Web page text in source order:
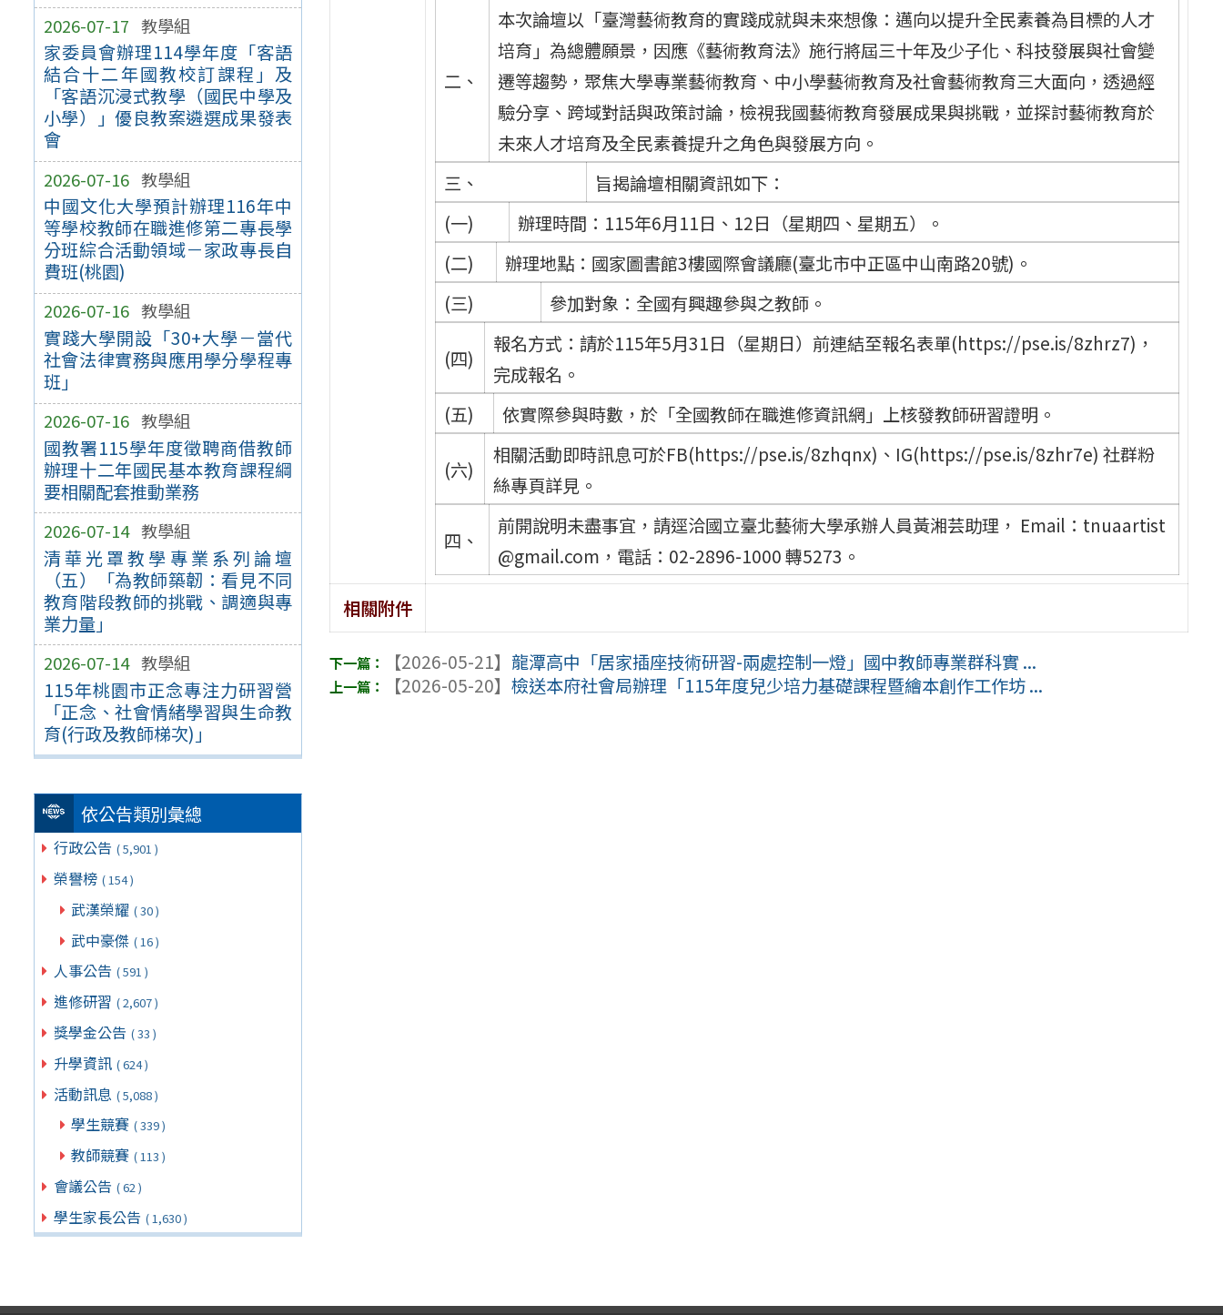
2026-07-17 教學組
家委員會辦理114學年度「客語
結合十二年國教校訂課程」及
「客語沉浸式教學（國民中學及
小學）」優良教案遴選成果發表
會
2026-07-16 教學組
中國文化大學預計辦理116年中
等學校教師在職進修第二專長學
分班綜合活動領域－家政專長自
費班(桃園)
2026-07-16 教學組
實踐大學開設「30+大學－當代
社會法律實務與應用學分學程專
班」
2026-07-16 教學組
國教署115學年度徵聘商借教師
辦理十二年國民基本教育課程綱
要相關配套推動業務
2026-07-14 教學組
清華光罩教學專業系列論壇
（五）「為教師築韌：看見不同
教育階段教師的挑戰、調適與專
業力量」
2026-07-14 教學組
115年桃園市正念專注力研習營
「正念、社會情緒學習與生命教
育(行政及教師梯次)」
依公告類別彙總
行政公告 ( 5,901 )
榮譽榜 ( 154 )
武漢榮耀 ( 30 )
武中豪傑 ( 16 )
人事公告 ( 591 )
進修研習 ( 2,607 )
獎學金公告 ( 33 )
升學資訊 ( 624 )
活動訊息 ( 5,088 )
學生競賽 ( 339 )
教師競賽 ( 113 )
會議公告 ( 62 )
學生家長公告 ( 1,630 )
二、
本次論壇以「臺灣藝術教育的實踐成就與未來想像：邁向以提升全民素養為目標的人才
培育」為總體願景，因應《藝術教育法》施行將屆三十年及少子化、科技發展與社會變
遷等趨勢，聚焦大學專業藝術教育、中小學藝術教育及社會藝術教育三大面向，透過經
驗分享、跨域對話與政策討論，檢視我國藝術教育發展成果與挑戰，並探討藝術教育於
未來人才培育及全民素養提升之角色與發展方向。
三、
旨揭論壇相關資訊如下：
(一)
辦理時間：115年6月11日、12日（星期四、星期五）。
(二)
辦理地點：國家圖書館3樓國際會議廳(臺北市中正區中山南路20號)。
(三)
參加對象：全國有興趣參與之教師。
(四)
報名方式：請於115年5月31日（星期日）前連結至報名表單(https://pse.is/8zhrz7)，
完成報名。
(五)
依實際參與時數，於「全國教師在職進修資訊網」上核發教師研習證明。
(六)
相關活動即時訊息可於FB(https://pse.is/8zhqnx)、IG(https://pse.is/8zhr7e) 社群粉
絲專頁詳見。
四、
前開說明未盡事宜，請逕洽國立臺北藝術大學承辦人員黃湘芸助理， Email：tnuaartist
@gmail.com，電話：02-2896-1000 轉5273。
相關附件
【2026-05-21】 龍潭高中「居家插座技術研習-兩處控制一燈」國中教師專業群科實 ...
【2026-05-20】檢送本府社會局辦理「115年度兒少培力基礎課程暨繪本創作工作坊 ...